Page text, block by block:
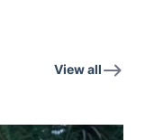
View all